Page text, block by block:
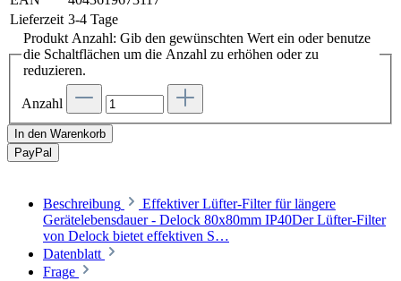
Lieferzeit 3-4 Tage
Produkt Anzahl: Gib den gewünschten Wert ein oder benutze
die Schaltflächen um die Anzahl zu erhöhen oder zu
reduzieren.
Anzahl
In den Warenkorb
PayPal
Beschreibung
Effektiver Lüfter-Filter für längere
Gerätelebensdauer - Delock 80x80mm IP40Der Lüfter-Filter
von Delock bietet effektiven S…
Datenblatt
Frage